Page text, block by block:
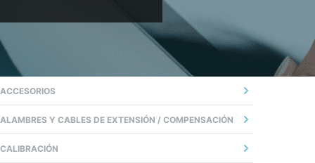
ACCESORIOS
01 - CABEZA
03 - BUCIM
ALAMBRES Y CABLES DE EXTENSIÓN / COMPENSACIÓN
02 - PRECAUCIONES Y RECOMENDACIONES
CALIBRACIÓN